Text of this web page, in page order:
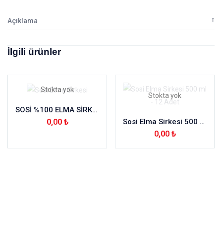
Açıklama
İlgili ürünler
Stokta yok
SOSİ %100 ELMA SİRKESİ CAM 500ML
0,00 ₺
Stokta yok
Sosi Elma Sirkesi 500 ml – 12 Adet
0,00 ₺